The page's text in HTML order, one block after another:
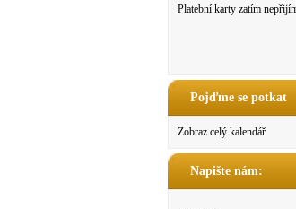
Platební karty zatím
Pojďme se potkat
Zobraz celý kalendář
Napište nám: